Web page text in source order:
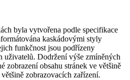
byla vytvořena podle specifikace
kaskádovými styly
funkčnost jsou podřízeny
uživatelů. Dodržení výše zmíněných
zobrazení obsahu stránek ve většině
zobrazovacích zařízení.